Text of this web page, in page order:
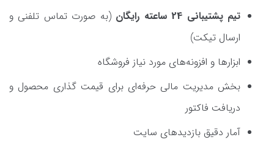
تیم پشتیبانی 24 ساعته رایگان
(به صورت تماس تلفنی و
ارسال تیکت)
ابزارها و افزونه‌های مورد نیاز فروشگاه
بخش مدیریت مالی حرفه‌ای برای قیمت گذاری محصول و
دریافت فاکتور
آمار دقیق بازدیدهای سایت